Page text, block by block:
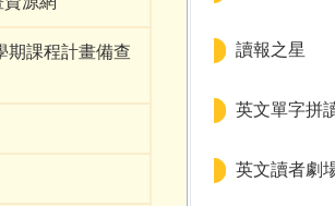
期課程計畫備查
讀報之星
英文單字拼
英文讀者劇